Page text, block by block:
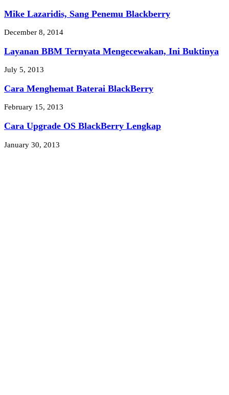
Mike Lazaridis, Sang Penemu Blackberry
December 8, 2014
Layanan BBM Ternyata Mengecewakan, Ini Buktinya
July 5, 2013
Cara Menghemat Baterai BlackBerry
February 15, 2013
Cara Upgrade OS BlackBerry Lengkap
January 30, 2013